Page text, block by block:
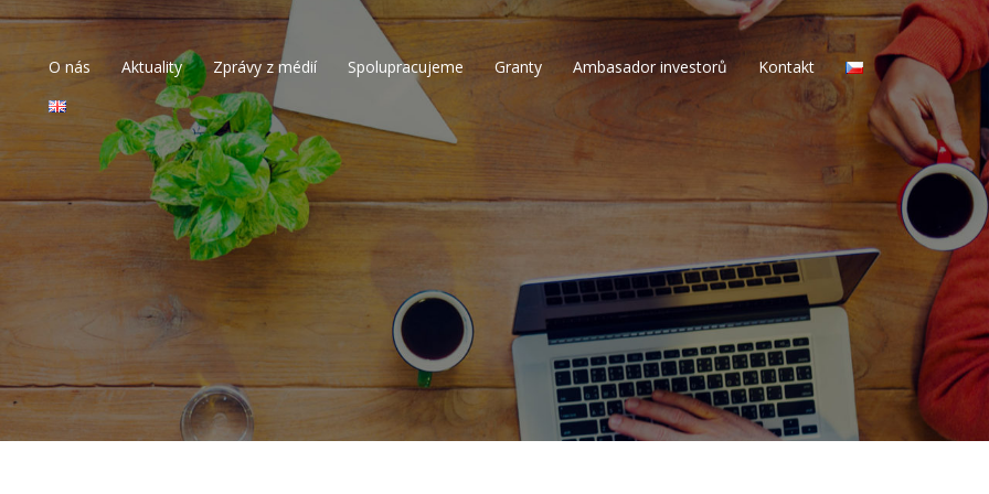
O nás Aktuality Zprávy z médií Spolupracujeme Granty Ambasador investorů Kontakt